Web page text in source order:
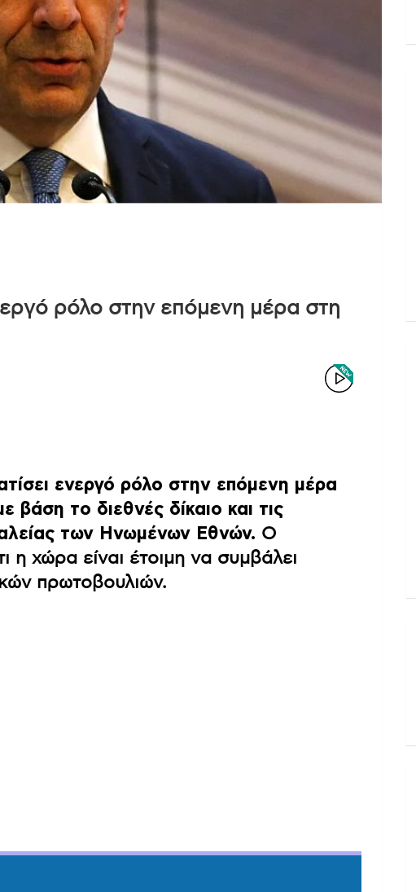
ρόλο στην επόμενη μέρα στη
ενεργό ρόλο στην επόμενη μέρα
το διεθνές δίκαιο και τις
των Ηνωμένων Εθνών. Ο
χώρα είναι έτοιμη να συμβάλει
πρωτοβουλιών.